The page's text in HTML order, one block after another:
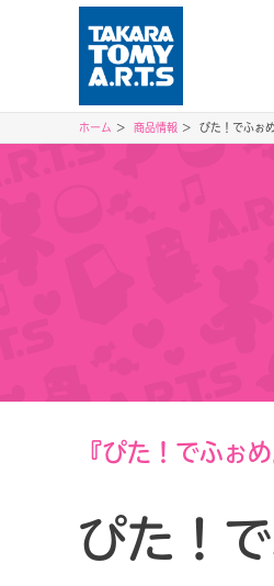
ホーム 商品情報 ぴた！でふぉ
『ぴた！でふぉ
ぴた！